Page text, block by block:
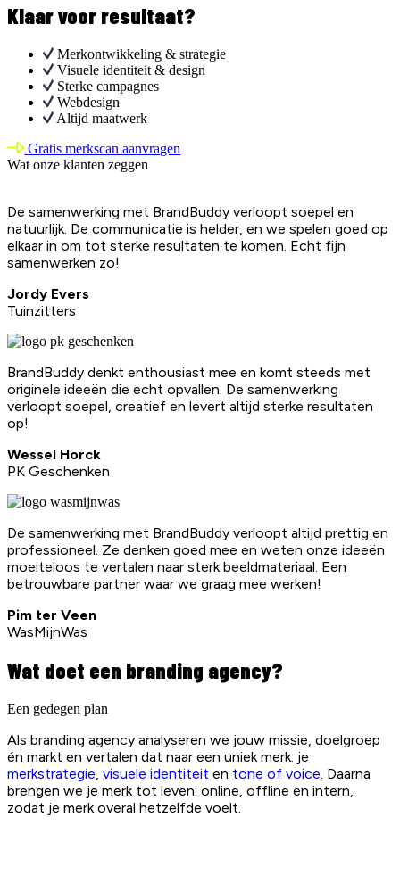
Klaar voor resultaat?
Merkontwikkeling & strategie
Visuele identiteit & design
Sterke campagnes
Webdesign
Altijd maatwerk
Gratis merkscan aanvragen
Wat onze klanten zeggen
De samenwerking met BrandBuddy verloopt soepel en
natuurlijk. De communicatie is helder, en we spelen goed op
elkaar in om tot sterke resultaten te komen. Echt fijn
samenwerken zo!
Jordy Evers
Tuinzitters
BrandBuddy denkt enthousiast mee en komt steeds met
originele ideeën die echt opvallen. De samenwerking
verloopt soepel, creatief en levert altijd sterke resultaten
op!
Wessel Horck
PK Geschenken
De samenwerking met BrandBuddy verloopt altijd prettig en
professioneel. Ze denken goed mee en weten onze ideeën
moeiteloos te vertalen naar sterk beeldmateriaal. Een
betrouwbare partner waar we graag mee werken!
Pim ter Veen
WasMijnWas
Wat doet een branding agency?
Een gedegen plan
Als branding agency analyseren we jouw missie, doelgroep
én markt en vertalen dat naar een uniek merk: je
merkstrategie, visuele identiteit en tone of voice. Daarna
brengen we je merk tot leven: online, offline en intern,
zodat je merk overal hetzelfde voelt.